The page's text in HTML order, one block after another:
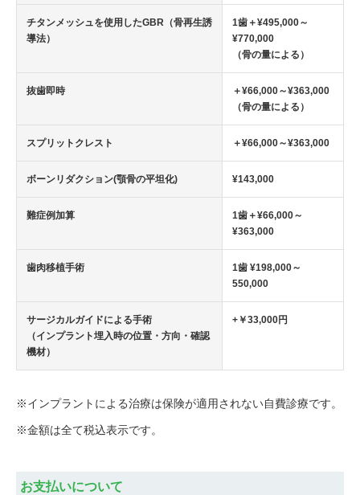
チタンメッシュを使用したGBR（骨再生誘
導法）
1歯＋¥495,000～
¥770,000
（骨の量による）
抜歯即時
＋¥66,000～¥363,000
（骨の量による）
スプリットクレスト ＋¥66,000～¥363,000
ボーンリダクション(顎骨の平坦化) ¥143,000
難症例加算
1歯＋¥66,000～
¥363,000
歯肉移植手術
1歯 ¥198,000～
550,000
サージカルガイドによる手術
（インプラント埋入時の位置・方向・確認
機材）
+￥33,000円
※インプラントによる治療は保険が適用されない自費診療です。
※金額は全て税込表示です。
お支払いについて